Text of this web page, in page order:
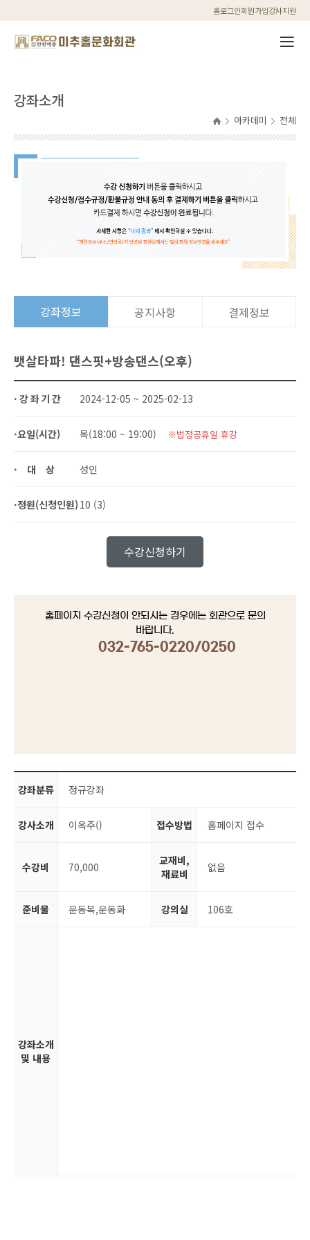
홈로그인회원가입강사지원
강좌소개
아카데미 전체
강좌정보 공지사항 결제정보
뱃살타파! 댄스핏+방송댄스(오후)
·강좌기간 2024-12-05 ~ 2025-02-13
·요일(시간) 목(18:00 ~ 19:00) ※법정공휴일 휴강
·대상 성인
·정원(신청인원) 10 (3)
수강신청하기
홈페이지 수강신청이 안되시는 경우에는 회관으로 문의
바랍니다.
032-765-0220/0250
강좌분류 정규강좌
강사소개 이옥주() 접수방법 홈페이지 접수
수강비 70,000
교재비,
재료비
없음
준비물 운동복,운동화 강의실 106호
강좌소개
및 내용